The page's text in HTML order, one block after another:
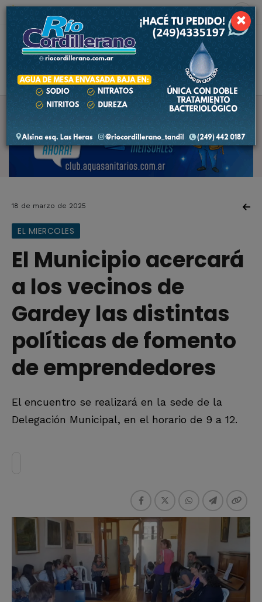
7.6 ºC
18 de marzo de 2025
EL MIERCOLES
El Municipio acercará
a los vecinos de
Gardey las distintas
políticas de fomento
de emprendedores
El encuentro se realizará en la sede de la
Delegación Municipal, en el horario de 9 a 12.
×